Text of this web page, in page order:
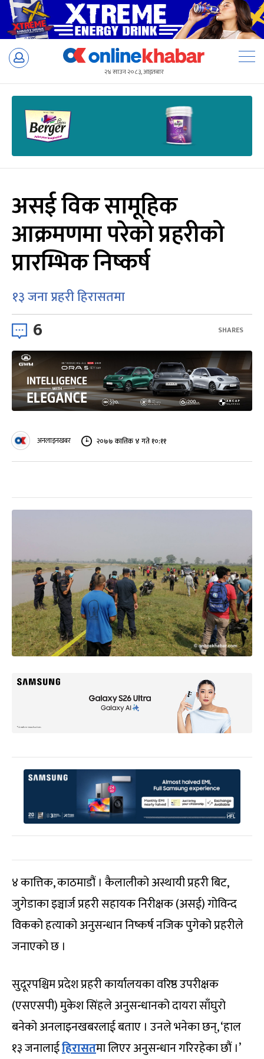
Skip
२४ साउन २०८३, आइतबार
असई विक सामूहिक
आक्रमणमा परेको प्रहरीको
प्रारम्भिक निष्कर्ष
१३ जना प्रहरी हिरासतमा
6 SHARES
अनलाइनखबर २०७७ कात्तिक ४ गते १०:११
४ कात्तिक, काठमाडौं । कैलालीको अस्थायी प्रहरी बिट,
जुगेडाका इञ्चार्ज प्रहरी सहायक निरीक्षक (असई) गोविन्द
विकको हत्याको अनुसन्धान निष्कर्ष नजिक पुगेको प्रहरीले
जनाएको छ ।
सुदूरपश्चिम प्रदेश प्रहरी कार्यालयका वरिष्ठ उपरीक्षक
(एसएसपी) मुकेश सिंहले अनुसन्धानको दायरा साँघुरो
बनेको अनलाइनखबरलाई बताए । उनले भनेका छन्, ‘हाल
१३ जनालाईहिरासतमा लिएर अनुसन्धान गरिरहेका छौं ।’